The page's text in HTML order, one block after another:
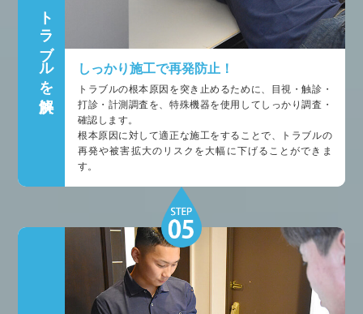
トラブルを解決 しっかり施工で再発防止！
トラブルの根本原因を突き止めるために、目視・触診・
打診・計測調査を、特殊機器を使用してしっかり調査・
確認します。
根本原因に対して適正な施工をすることで、トラブルの
再発や被害拡大のリスクを大幅に下げることができま
す。